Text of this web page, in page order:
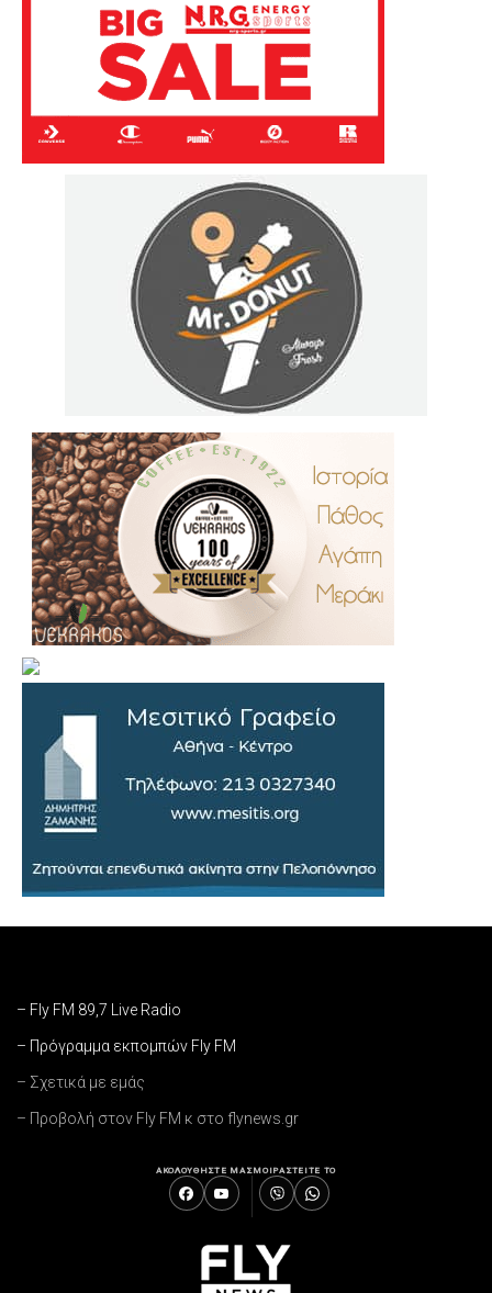
– Fly FM 89,7 Live Radio
– Πρόγραμμα εκπομπών Fly FM
– Σχετικά με εμάς
– Προβολή στον Fly FM κ στο flynews.gr
ΑΚΟΛΟΥΘΗΣΤΕ ΜΑΣΜΟΙΡΑΣΤΕΙΤΕ ΤΟ